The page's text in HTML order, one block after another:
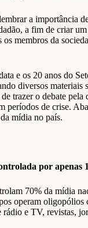
a importância
a fim de criar
membros da
e os 20 anos do
diversos materiais
trazer o debate pela
períodos de crise.
mídia no país.
por apenas
70% da mídia
operam oligopólios
rádio e TV, revistas,